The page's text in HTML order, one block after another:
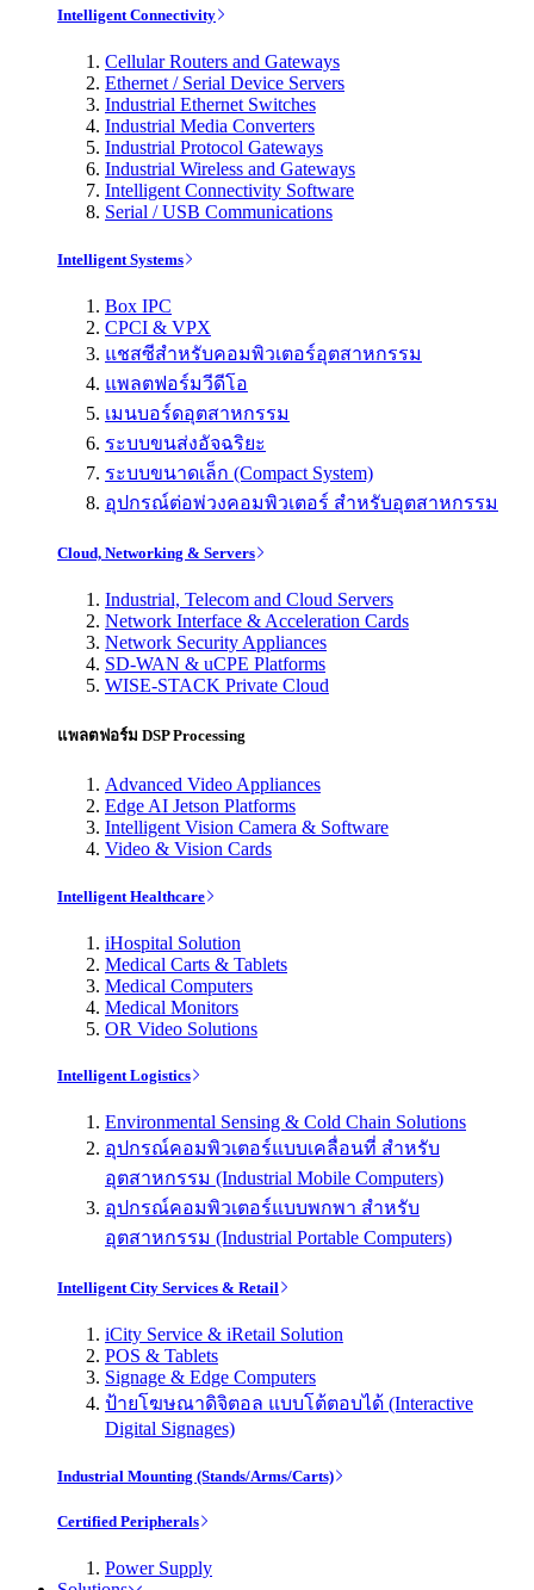
Intelligent Connectivity
Cellular Routers and Gateways
Ethernet / Serial Device Servers
Industrial Ethernet Switches
Industrial Media Converters
Industrial Protocol Gateways
Industrial Wireless and Gateways
Intelligent Connectivity Software
Serial / USB Communications
Intelligent Systems
Box IPC
CPCI & VPX
แชสซีสำหรับคอมพิวเตอร์อุตสาหกรรม
แพลตฟอร์มวีดีโอ
เมนบอร์ดอุตสาหกรรม
ระบบขนส่งอัจฉริยะ
ระบบขนาดเล็ก (Compact System)
อุปกรณ์ต่อพ่วงคอมพิวเตอร์ สำหรับอุตสาหกรรม
Cloud, Networking & Servers
Industrial, Telecom and Cloud Servers
Network Interface & Acceleration Cards
Network Security Appliances
SD-WAN & uCPE Platforms
WISE-STACK Private Cloud
แพลตฟอร์ม DSP Processing
Advanced Video Appliances
Edge AI Jetson Platforms
Intelligent Vision Camera & Software
Video & Vision Cards
Intelligent Healthcare
iHospital Solution
Medical Carts & Tablets
Medical Computers
Medical Monitors
OR Video Solutions
Intelligent Logistics
Environmental Sensing & Cold Chain Solutions
อุปกรณ์คอมพิวเตอร์แบบเคลื่อนที่ สำหรับ
อุตสาหกรรม (Industrial Mobile Computers)
อุปกรณ์คอมพิวเตอร์แบบพกพา สำหรับ
อุตสาหกรรม (Industrial Portable Computers)
Intelligent City Services & Retail
iCity Service & iRetail Solution
POS & Tablets
Signage & Edge Computers
ป้ายโฆษณาดิจิตอล แบบโต้ตอบได้ (Interactive
Digital Signages)
Industrial Mounting (Stands/Arms/Carts)
Certified Peripherals
Power Supply